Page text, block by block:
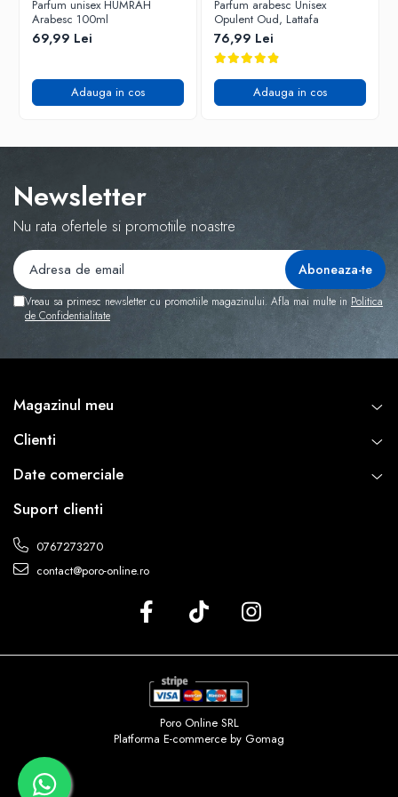
Parfum unisex HUMRAH
Arabesc 100ml
69,99 Lei
Adauga in cos
Parfum arabesc Unisex
Opulent Oud, Lattafa
76,99 Lei
Adauga in cos
Newsletter
Nu rata ofertele si promotiile noastre
Vreau sa primesc newsletter cu promotiile magazinului. Afla mai multe in Politica
de Confidentialitate
Magazinul meu
Clienti
Date comerciale
Suport clienti
0767273270
contact@poro-online.ro
Poro Online SRL
Platforma E-commerce by Gomag